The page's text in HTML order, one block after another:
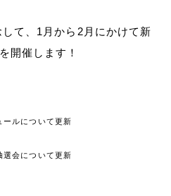
て、1月から2月にかけて新
開催します！
ルについて更新
会について更新